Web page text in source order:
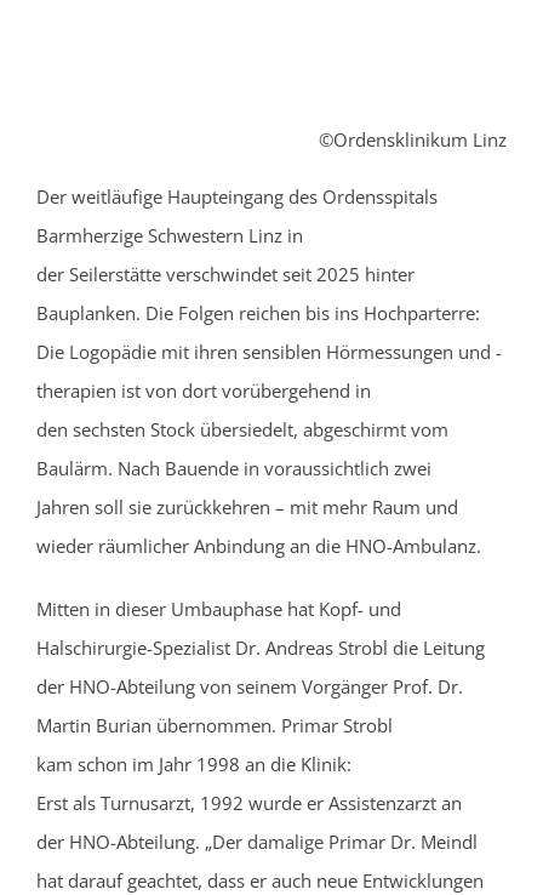
©Ordensklinikum Linz
Der weitläufige Haupteingang des Ordensspitals
Barmherzige Schwestern Linz in
der Seilerstätte verschwindet seit 2025 hinter
Bauplanken. Die Folgen reichen bis ins Hochparterre:
Die Logopädie mit ihren sensiblen Hörmessungen und -
therapien ist von dort vorübergehend in
den sechsten Stock übersiedelt, abgeschirmt vom
Baulärm. Nach Bauende in voraussichtlich zwei
Jahren soll sie zurückkehren – mit mehr Raum und
wieder räumlicher Anbindung an die HNO-Ambulanz.
Mitten in dieser Umbauphase hat Kopf- und
Halschirurgie-Spezialist Dr. Andreas Strobl die Leitung
der HNO-Abteilung von seinem Vorgänger Prof. Dr.
Martin Burian übernommen. Primar Strobl
kam schon im Jahr 1998 an die Klinik:
Erst als Turnusarzt, 1992 wurde er Assistenzarzt an
der HNO-Abteilung. „Der damalige Primar Dr. Meindl
hat darauf geachtet, dass er auch neue Entwicklungen